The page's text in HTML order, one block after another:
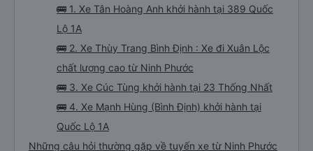
🚌 1. Xe Tân Hoàng Anh khởi hành tại 389 Quốc
Lộ 1A
🚌 2. Xe Thùy Trang Bình Định : Xe đi Xuân Lộc
chất lượng cao từ Ninh Phước
🚌 3. Xe Cúc Tùng khởi hành tại 23 Thống Nhất
🚌 4. Xe Mạnh Hùng (Bình Định) khởi hành tại
Quốc Lộ 1A
Những câu hỏi thường gặp về tuyến xe từ Ninh Phước